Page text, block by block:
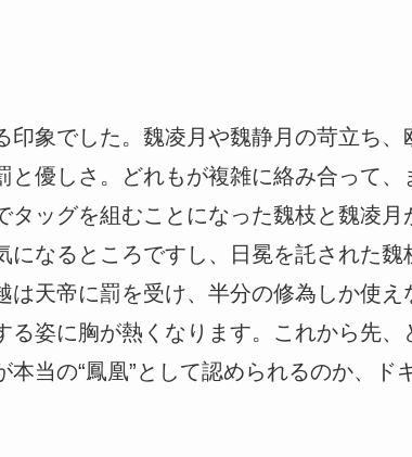
象でした。魏凌月や魏静月の苛立ち、
優しさ。どれもが複雑に絡み合って、
ッグを組むことになった魏枝と魏凌月
になるところですし、日冕を託された魏
は天帝に罰を受け、半分の修為しか使え
姿に胸が熱くなります。これから先、
当の“鳳凰”として認められるのか、ド